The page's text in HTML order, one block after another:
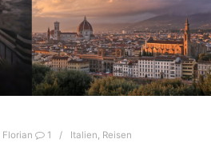
Florian 1 Italien, Reisen